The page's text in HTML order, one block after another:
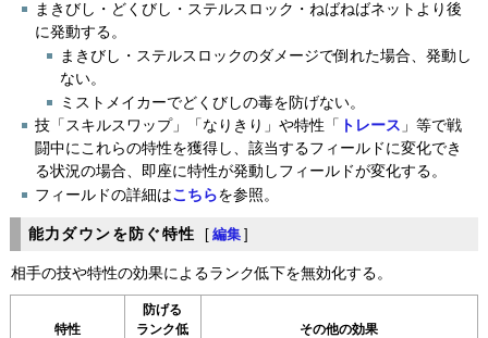
まきびし・どくびし・ステルスロック・ねばねばネットより後
に発動する。
まきびし・ステルスロックのダメージで倒れた場合、発動し
ない。
ミストメイカーでどくびしの毒を防げない。
技「スキルスワップ」「なりきり」や特性「
トレース 」等で戦
闘中にこれらの特性を獲得し、該当するフィールドに変化でき
る状況の場合、即座に特性が発動しフィールドが変化する。
フィールドの詳細はこちらを参照。
能力ダウンを防ぐ特性 [ 編集 ]
相手の技や特性の効果によるランク低下を無効化する。
特性
防げる
ランク低
その他の効果